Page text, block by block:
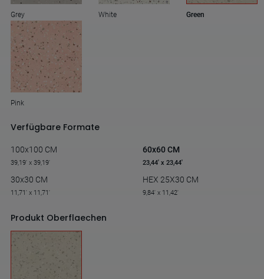
Grey White Green
Pink
Verfügbare Formate
100x100 CM
39,19' x 39,19'
60x60 CM
23,44' x 23,44'
30x30 CM
11,71' x 11,71'
HEX 25X30 CM
9,84' x 11,42'
Produkt Oberflaechen